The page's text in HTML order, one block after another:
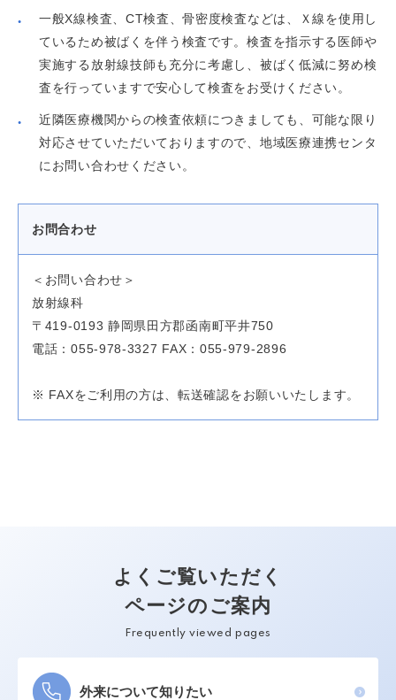
一般X線検査、CT検査、骨密度検査などは、Ｘ線を使用し
ているため被ばくを伴う検査です。検査を指示する医師や
実施する放射線技師も充分に考慮し、被ばく低減に努め検
査を行っていますで安心して検査をお受けください。
近隣医療機関からの検査依頼につきましても、可能な限り
対応させていただいておりますので、地域医療連携センタ
にお問い合わせください。
お問合わせ
＜お問い合わせ＞
放射線科
〒419-0193 静岡県田方郡函南町平井750
電話：055-978-3327 FAX：055-979-2896
※ FAXをご利用の方は、転送確認をお願いいたします。
よくご覧いただく
ページのご案内
Frequently viewed pages
外来について知りたい